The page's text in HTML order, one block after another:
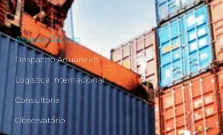
Acesso Rápido
Despacho Aduaneiro
Logística Internacional
Consultoria
Observatório